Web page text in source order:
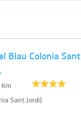
Blau Colonia Sant
Sant Jordi)